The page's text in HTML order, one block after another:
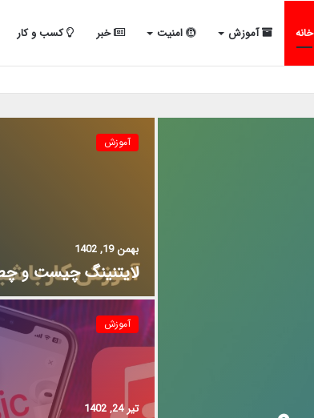
خانه آموزش امنیت خبر کسب و کار
آموزش
بهمن 19, 1402
لایتنینگ چیست و
آموزش
تیر 24, 1402